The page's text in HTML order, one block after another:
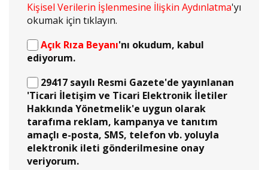
Kişisel Verilerin İşlenmesine İlişkin Aydınlatma'yı
okumak için tıklayın.
Açık Rıza Beyanı'nı okudum, kabul
ediyorum.
29417 sayılı Resmi Gazete'de yayınlanan
'Ticari İletişim ve Ticari Elektronik İletiler
Hakkında Yönetmelik'e uygun olarak
tarafıma reklam, kampanya ve tanıtım
amaçlı e-posta, SMS, telefon vb. yoluyla
elektronik ileti gönderilmesine onay
veriyorum.